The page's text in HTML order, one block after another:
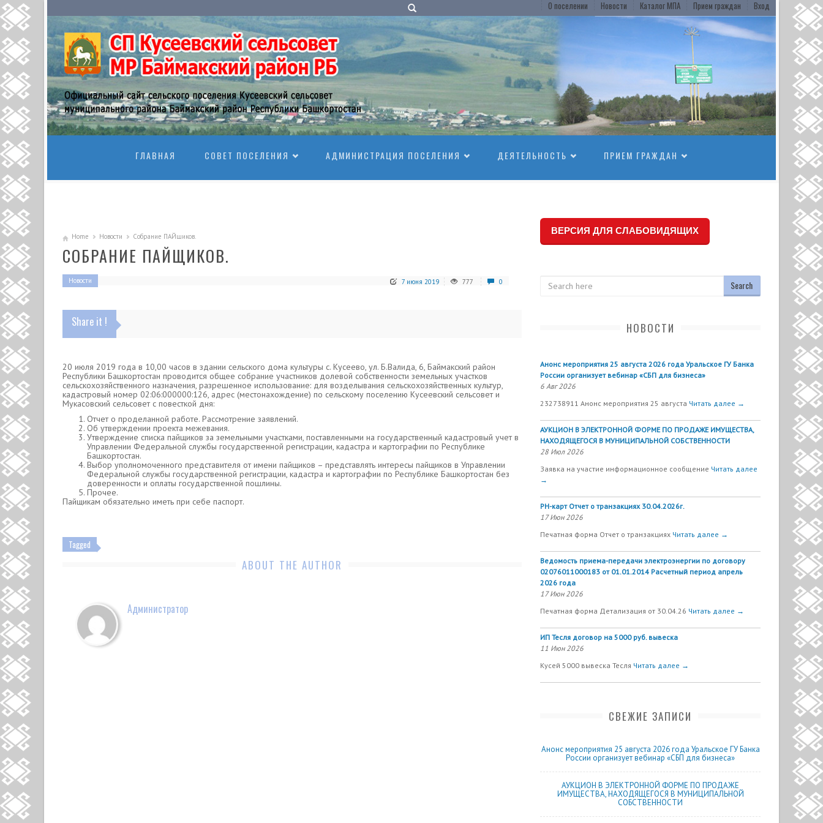
О поселении Новости Каталог МПА Прием граждан Вход
ГЛАВНАЯ
СОВЕТ ПОСЕЛЕНИЯ АДМИНИСТРАЦИЯ ПОСЕЛЕНИЯ ДЕЯТЕЛЬНОСТЬ ПРИЕМ ГРАЖДАН
Home Новости Собрание ПАЙщиков.
СОБРАНИЕ ПАЙЩИКОВ.
Новости 7 июня 2019 777 0
Share it !
20 июля 2019 года в 10,00 часов в здании сельского дома культуры с. Кусеево, ул. Б.Валида, 6, Баймакский район
Республики Башкортостан проводится общее собрание участников долевой собственности земельных участков
сельскохозяйственного назначения, разрешенное использование: для возделывания сельскохозяйственных культур,
кадастровый номер 02:06:000000:126, адрес (местонахождение) по сельскому поселению Кусеевский сельсовет и
Мукасовский сельсовет с повесткой дня:
Отчет о проделанной работе. Рассмотрение заявлений.
Об утверждении проекта межевания.
Утверждение списка пайщиков за земельными участками, поставленными на государственный кадастровый учет в
Управлении Федеральной службы государственной регистрации, кадастра и картографии по Республике
Башкортостан.
Выбор уполномоченного представителя от имени пайщиков – представлять интересы пайщиков в Управлении
Федеральной службы государственной регистрации, кадастра и картографии по Республике Башкортостан без
доверенности и оплаты государственной пошлины.
Прочее.
Пайщикам обязательно иметь при себе паспорт.
Tagged
ABOUT THE AUTHOR
Администратор
ВЕРСИЯ ДЛЯ СЛАБОВИДЯЩИХ
НОВОСТИ
Анонс мероприятия 25 августа 2026 года Уральское ГУ Банка
России организует вебинар «СБП для бизнеса»
6 Авг 2026
232738911 Анонс мероприятия 25 августа Читать далее →
АУКЦИОН В ЭЛЕКТРОННОЙ ФОРМЕ ПО ПРОДАЖЕ ИМУЩЕСТВА,
НАХОДЯЩЕГОСЯ В МУНИЦИПАЛЬНОЙ СОБСТВЕННОСТИ
28 Июл 2026
Заявка на участие информационное сообщение Читать далее
→
РН-карт Отчет о транзакциях 30.04.2026г.
17 Июн 2026
Печатная форма Отчет о транзакциях Читать далее →
Ведомость приема-передачи электроэнергии по договору
02076011000183 от 01.01.2014 Расчетный период апрель
2026 года
17 Июн 2026
Печатная форма Детализация от 30.04.26 Читать далее →
ИП Тесля договор на 5000 руб. вывеска
11 Июн 2026
Кусей 5000 вывеска Тесля Читать далее →
СВЕЖИЕ ЗАПИСИ
Анонс мероприятия 25 августа 2026 года Уральское ГУ Банка
России организует вебинар «СБП для бизнеса»
АУКЦИОН В ЭЛЕКТРОННОЙ ФОРМЕ ПО ПРОДАЖЕ
ИМУЩЕСТВА, НАХОДЯЩЕГОСЯ В МУНИЦИПАЛЬНОЙ
СОБСТВЕННОСТИ